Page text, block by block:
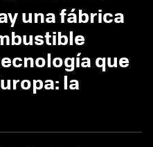
una fábrica
que
la